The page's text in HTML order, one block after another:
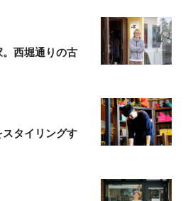
西堀通りの古
タイリングす